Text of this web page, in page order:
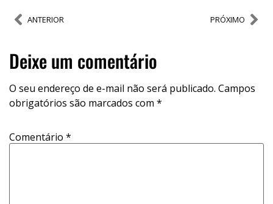
ANTERIOR PRÓXIMO
Deixe um comentário
O seu endereço de e-mail não será publicado. Campos
obrigatórios são marcados com *
Comentário *